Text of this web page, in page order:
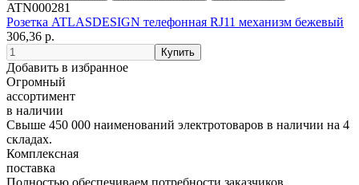
ATN000281
Розетка ATLASDESIGN телефонная RJ11 механизм бежевый
306,36 р.
Добавить в избранное
Огромный
ассортимент
в наличии
Свыше 450 000 наименований электротоваров в наличии на 4
складах.
Комплексная
поставка